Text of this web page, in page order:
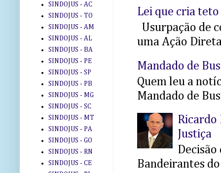
Lei que cria
Usurpação de
uma Ação
Mandado de
Quem leu a
Mandado de
Ricardo
Justiça
Decisão
Bandeirantes
SINDOJUS - AC
SINDOJUS - TO
SINDOJUS - AM
SINDOJUS - AL
SINDOJUS - BA
SINDOJUS - PE
SINDOJUS - SP
SINDOJUS - PB
SINDOJUS - MG
SINDOJUS - SC
SINDOJUS - MT
SINDOJUS - PA
SINDOJUS - GO
SINDOJUS - RN
SINDOJUS - CE